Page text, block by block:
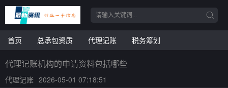
首页 总承包资质 代理记账 税务筹划
代理记账机构的申请资料包括哪些
代理记账 2026-05-01 07:18:51